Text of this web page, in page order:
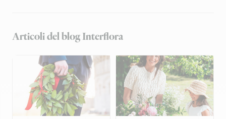
Articoli del blog Interflora